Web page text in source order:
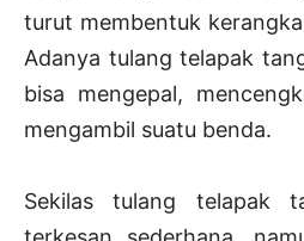
turut membentuk
Adanya tulang telapak
bisa mengepal,
mengambil suatu benda.
Sekilas tulang telapak